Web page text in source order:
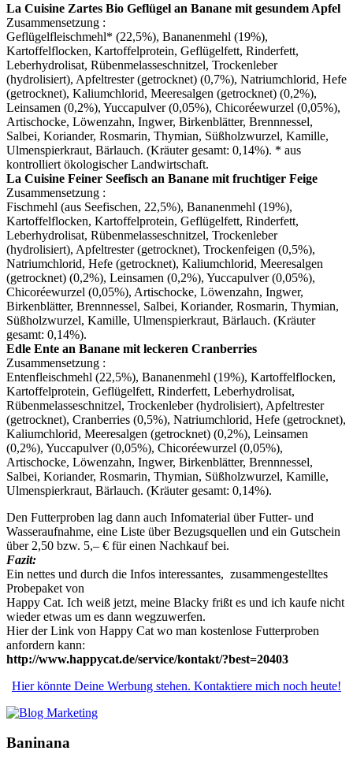
La Cuisine Zartes Bio Geflügel an Banane mit gesundem Apfel
Zusammensetzung :
Geflügelfleischmehl* (22,5%), Bananenmehl (19%),
Kartoffelflocken, Kartoffelprotein, Geflügelfett, Rinderfett,
Leberhydrolisat, Rübenmelasseschnitzel, Trockenleber
(hydrolisiert), Apfeltrester (getrocknet) (0,7%), Natriumchlorid, Hefe
(getrocknet), Kaliumchlorid, Meeresalgen (getrocknet) (0,2%),
Leinsamen (0,2%), Yuccapulver (0,05%), Chicoréewurzel (0,05%),
Artischocke, Löwenzahn, Ingwer, Birkenblätter, Brennnessel,
Salbei, Koriander, Rosmarin, Thymian, Süßholzwurzel, Kamille,
Ulmenspierkraut, Bärlauch. (Kräuter gesamt: 0,14%). * aus
kontrolliert ökologischer Landwirtschaft.
La Cuisine Feiner Seefisch an Banane mit fruchtiger Feige
Zusammensetzung :
Fischmehl (aus Seefischen, 22,5%), Bananenmehl (19%),
Kartoffelflocken, Kartoffelprotein, Geflügelfett, Rinderfett,
Leberhydrolisat, Rübenmelasseschnitzel, Trockenleber
(hydrolisiert), Apfeltrester (getrocknet), Trockenfeigen (0,5%),
Natriumchlorid, Hefe (getrocknet), Kaliumchlorid, Meeresalgen
(getrocknet) (0,2%), Leinsamen (0,2%), Yuccapulver (0,05%),
Chicoréewurzel (0,05%), Artischocke, Löwenzahn, Ingwer,
Birkenblätter, Brennnessel, Salbei, Koriander, Rosmarin, Thymian,
Süßholzwurzel, Kamille, Ulmenspierkraut, Bärlauch. (Kräuter
gesamt: 0,14%).
Edle Ente an Banane mit leckeren Cranberries
Zusammensetzung :
Entenfleischmehl (22,5%), Bananenmehl (19%), Kartoffelflocken,
Kartoffelprotein, Geflügelfett, Rinderfett, Leberhydrolisat,
Rübenmelasseschnitzel, Trockenleber (hydrolisiert), Apfeltrester
(getrocknet), Cranberries (0,5%), Natriumchlorid, Hefe (getrocknet),
Kaliumchlorid, Meeresalgen (getrocknet) (0,2%), Leinsamen
(0,2%), Yuccapulver (0,05%), Chicoréewurzel (0,05%),
Artischocke, Löwenzahn, Ingwer, Birkenblätter, Brennnessel,
Salbei, Koriander, Rosmarin, Thymian, Süßholzwurzel, Kamille,
Ulmenspierkraut, Bärlauch. (Kräuter gesamt: 0,14%).
Den Futterproben lag dann auch Infomaterial über Futter- und
Wasseraufnahme, eine Liste über Bezugsquellen und ein Gutschein
über 2,50 bzw. 5,– € für einen Nachkauf bei.
Fazit:
Ein nettes und durch die Infos interessantes, zusammengestelltes
Probepaket von
Happy Cat. Ich weiß jetzt, meine Blacky frißt es und ich kaufe nicht
wieder etwas um es dann wegzuwerfen.
Hier der Link von Happy Cat wo man kostenlose Futterproben
anfordern kann:
http://www.happycat.de/service/kontakt/?best=20403
Hier könnte Deine Werbung stehen. Kontaktiere mich noch heute!
Baninana